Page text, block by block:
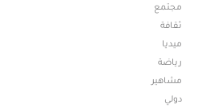
مجتمع
ثقافة
ميديا
رياضة
مشاهير
دولي